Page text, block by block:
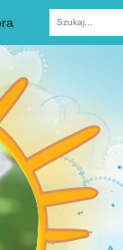
Fraza